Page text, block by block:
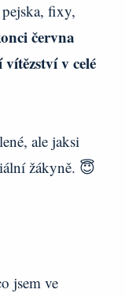
fixy,
června
v celé
ale jaksi
žákyně. 😇
jsem ve